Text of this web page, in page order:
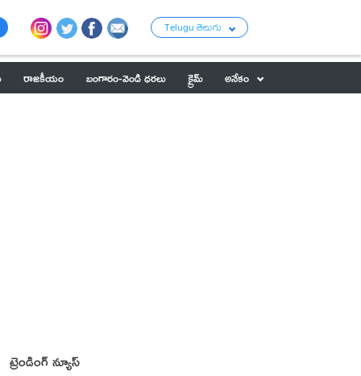
Telugu తెలుగు
రాజకీయం బంగారం-వెండి ధరలు క్రైమ్
అనేకం
ట్రెండింగ్ న్యూస్